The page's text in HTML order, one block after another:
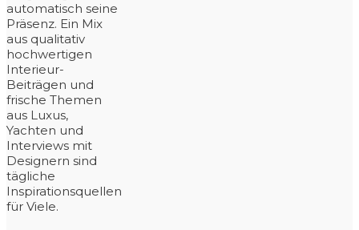
automatisch seine
Präsenz. Ein Mix
aus qualitativ
hochwertigen
Interieur-
Beiträgen und
frische Themen
aus Luxus,
Yachten und
Interviews mit
Designern sind
tägliche
Inspirationsquellen
für Viele.